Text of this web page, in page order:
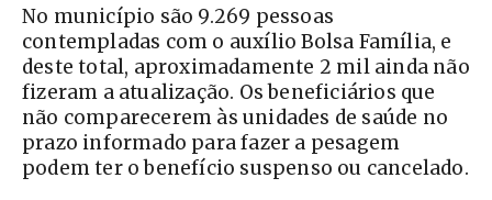
No município são 9.269 pessoas
contempladas com o auxílio Bolsa Família, e
deste total, aproximadamente 2 mil ainda não
fizeram a atualização. Os beneficiários que
não comparecerem às unidades de saúde no
prazo informado para fazer a pesagem
podem ter o benefício suspenso ou cancelado.